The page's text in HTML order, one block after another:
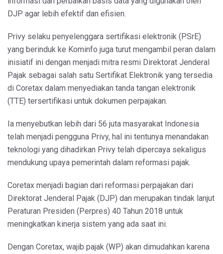
DJP agar lebih efektif dan efisien.
Privy selaku penyelenggara sertifikasi elektronik (PSrE)
yang berinduk ke Kominfo juga turut mengambil peran dalam
inisiatif ini dengan menjadi mitra resmi Direktorat Jenderal
Pajak sebagai salah satu Sertifikat Elektronik yang tersedia
di Coretax dalam menyediakan tanda tangan elektronik
(TTE) tersertifikasi untuk dokumen perpajakan.
Ia menyebutkan lebih dari 56 juta masyarakat Indonesia
telah menjadi pengguna Privy, hal ini tentunya menandakan
teknologi yang dihadirkan Privy telah dipercaya sekaligus
mendukung upaya pemerintah dalam reformasi pajak.
Coretax menjadi bagian dari reformasi perpajakan dari
Direktorat Jenderal Pajak (DJP) dan merupakan tindak lanjut
Peraturan Presiden (Perpres) 40 Tahun 2018 untuk
meningkatkan kinerja sistem yang ada saat ini.
Dengan Coretax, wajib pajak (WP) akan dimudahkan karena